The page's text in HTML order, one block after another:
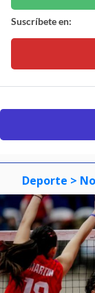
Suscríbete en:
Deporte >